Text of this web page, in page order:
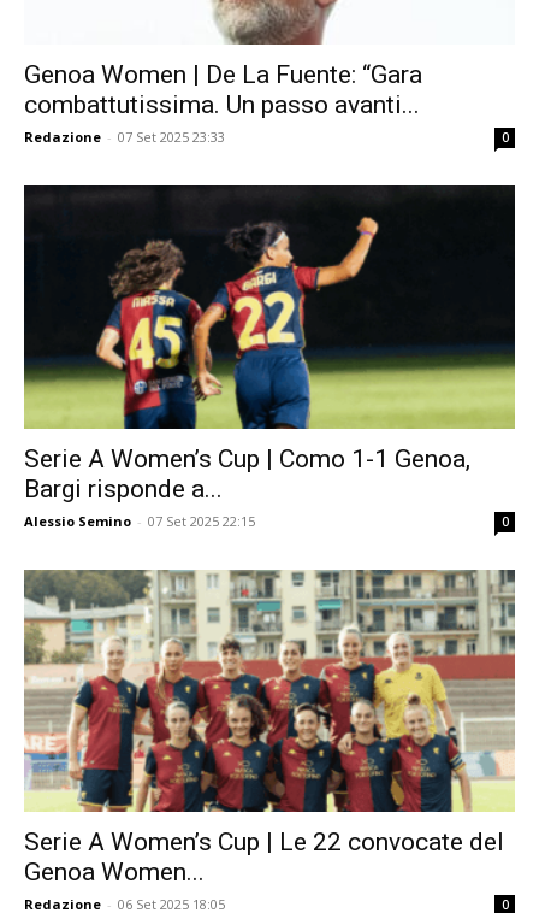
Genoa Women | De La Fuente: “Gara
combattutissima. Un passo avanti...
Redazione - 07 Set 2025 23:33 0
Serie A Women’s Cup | Como 1-1 Genoa,
Bargi risponde a...
Alessio Semino - 07 Set 2025 22:15 0
Serie A Women’s Cup | Le 22 convocate del
Genoa Women...
Redazione - 06 Set 2025 18:05 0